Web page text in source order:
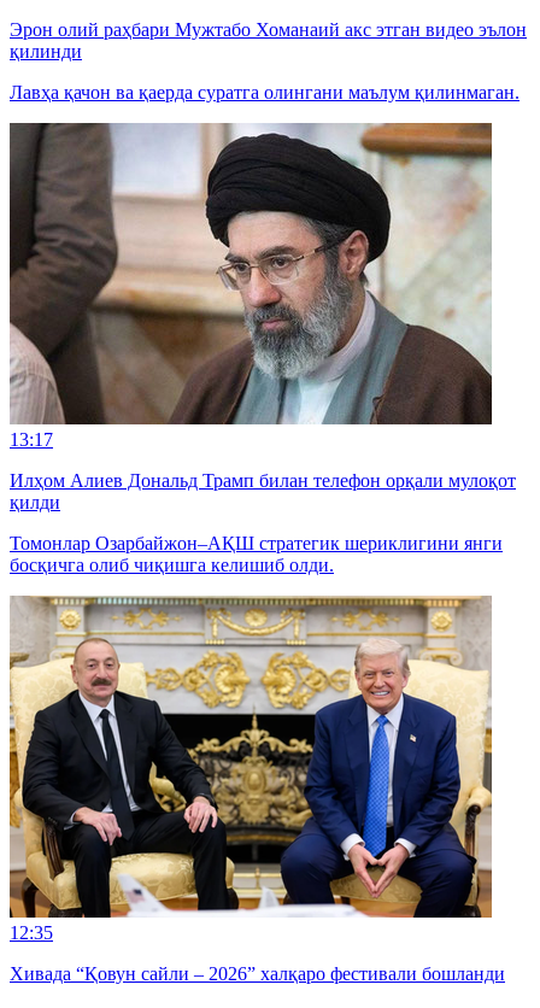
Эрон олий раҳбари Мужтабо Хоманаий акс этган видео эълон
қилинди
Лавҳа қачон ва қаерда суратга олингани маълум қилинмаган.
13:17
Илҳом Алиев Дональд Трамп билан телефон орқали мулоқот
қилди
Томонлар Озарбайжон–АҚШ стратегик шериклигини янги
босқичга олиб чиқишга келишиб олди.
12:35
Хивада “Қовун сайли – 2026” халқаро фестивали бошланди